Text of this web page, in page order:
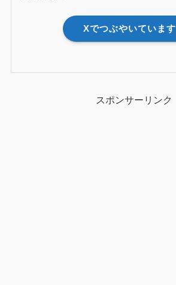
Xでつぶやいています
スポンサーリンク